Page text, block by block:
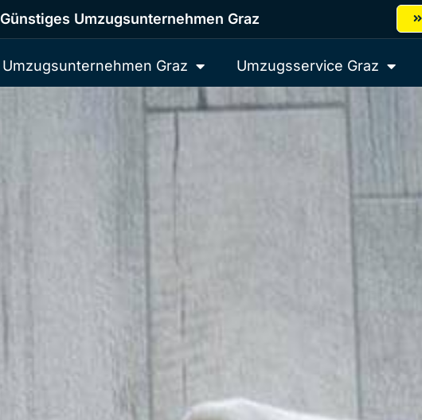
Günstiges Umzugsunternehmen Graz
Umzugsunternehmen Graz Umzugsservice Graz